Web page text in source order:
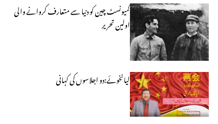
کمیونسٹ چین کو دنیا سے متعارف کروانے والی
اولین تحریر
لیانخوئے:دو اجلاسوں کی کہانی